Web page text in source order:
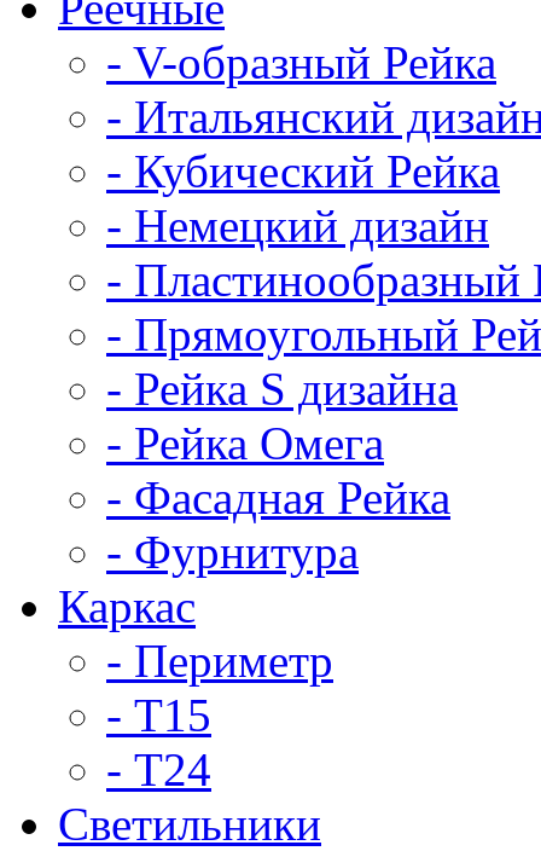
- V-образный Рейка
- Итальянский
- Кубический Рейка
- Немецкий дизайн
- Пластинообразный
- Прямоугольный
- Рейка S дизайна
- Рейка Омега
- Фасадная Рейка
- Фурнитура
Каркас
- Периметр
- Т15
- Т24
Светильники